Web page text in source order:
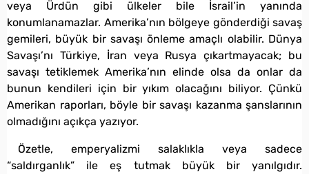
veya Ürdün gibi ülkeler bile İsrail’in yanında
konumlanamazlar. Amerika’nın bölgeye gönderdiği savaş
gemileri, büyük bir savaşı önleme amaçlı olabilir. Dünya
Savaşı’nı Türkiye, İran veya Rusya çıkartmayacak; bu
savaşı tetiklemek Amerika’nın elinde olsa da onlar da
bunun kendileri için bir yıkım olacağını biliyor. Çünkü
Amerikan raporları, böyle bir savaşı kazanma şanslarının
olmadığını açıkça yazıyor.
Özetle, emperyalizmi salaklıkla veya sadece
“saldırganlık” ile eş tutmak büyük bir yanılgıdır.